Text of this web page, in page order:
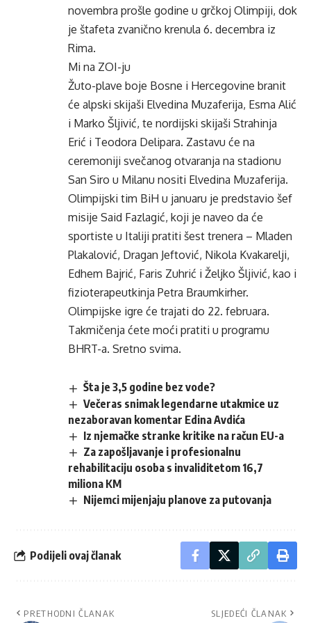
novembra prošle godine u grčkoj Olimpiji, dok
je štafeta zvanično krenula 6. decembra iz
Rima.
Mi na ZOI-ju
Žuto-plave boje Bosne i Hercegovine branit
će alpski skijaši Elvedina Muzaferija, Esma Alić
i Marko Šljivić, te nordijski skijaši Strahinja
Erić i Teodora Delipara. Zastavu će na
ceremoniji svečanog otvaranja na stadionu
San Siro u Milanu nositi Elvedina Muzaferija.
Olimpijski tim BiH u januaru je predstavio šef
misije Said Fazlagić, koji je naveo da će
sportiste u Italiji pratiti šest trenera – Mladen
Plakalović, Dragan Jeftović, Nikola Kvakarelji,
Edhem Bajrić, Faris Zuhrić i Željko Šljivić, kao i
fizioterapeutkinja Petra Braumkirher.
Olimpijske igre će trajati do 22. februara.
Takmičenja ćete moći pratiti u programu
BHRT-a. Sretno svima.
Šta je 3,5 godine bez vode?
Večeras snimak legendarne utakmice uz
nezaboravan komentar Edina Avdića
Iz njemačke stranke kritike na račun EU-a
Za zapošljavanje i profesionalnu
rehabilitaciju osoba s invaliditetom 16,7
miliona KM
Nijemci mijenjaju planove za putovanja
Podijeli ovaj članak
PRETHODNI ČLANAK SLJEDEĆI ČLANAK